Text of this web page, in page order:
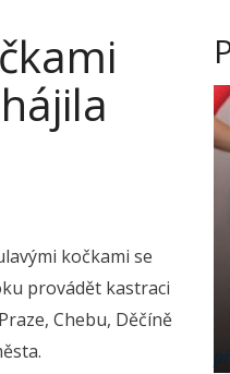
kočkami se
provádět kastraci
Chebu, Děčíně